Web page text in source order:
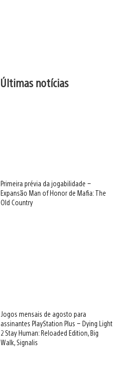
Últimas notícias
Primeira prévia da jogabilidade –
Expansão Man of Honor de Mafia: The
Old Country
Jogos mensais de agosto para
assinantes PlayStation Plus – Dying Light
2 Stay Human: Reloaded Edition, Big
Walk, Signalis